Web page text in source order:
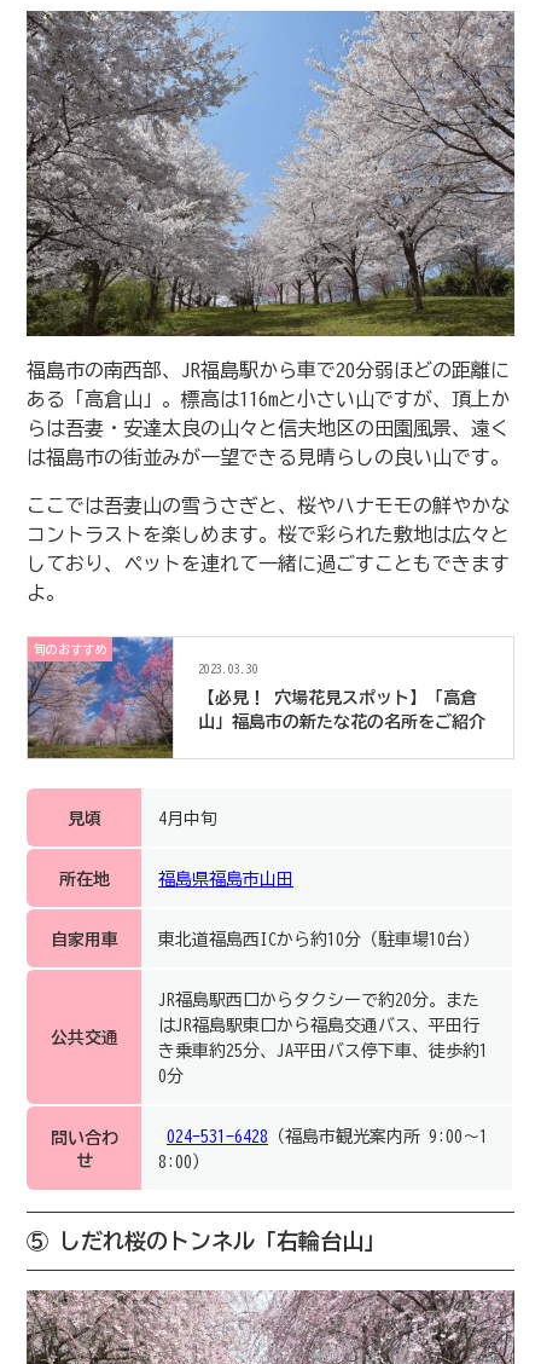
福島市の南西部、JR福島駅から車で20分弱ほどの距離に
ある「高倉山」。標高は116mと小さい山ですが、頂上か
らは吾妻・安達太良の山々と信夫地区の田園風景、遠く
は福島市の街並みが一望できる見晴らしの良い山です。
ここでは吾妻山の雪うさぎと、桜やハナモモの鮮やかな
コントラストを楽しめます。桜で彩られた敷地は広々と
しており、ペットを連れて一緒に過ごすこともできます
よ。
旬のおすすめ
2023.03.30
【必見！ 穴場花見スポット】「高倉
山」福島市の新たな花の名所をご紹介
見頃 4月中旬
所在地 福島県福島市山田
自家用車 東北道福島西ICから約10分（駐車場10台）
公共交通
JR福島駅西口からタクシーで約20分。また
はJR福島駅東口から福島交通バス、平田行
き乗車約25分、JA平田バス停下車、徒歩約1
0分
問い合わ
せ
024-531-6428 （福島市観光案内所 9:00～1
8:00）
⑤ しだれ桜のトンネル「右輪台山」